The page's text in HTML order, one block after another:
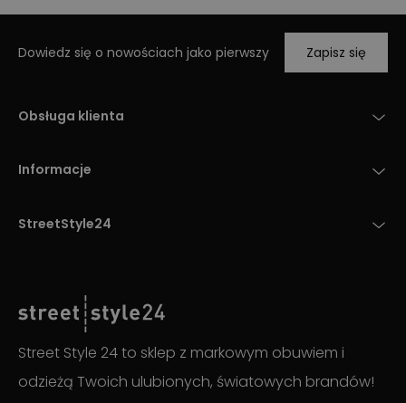
Dowiedz się o nowościach jako pierwszy Zapisz się
Obsługa klienta
Informacje
StreetStyle24
Street Style 24 to sklep z markowym obuwiem i
odzieżą Twoich ulubionych, światowych brandów!